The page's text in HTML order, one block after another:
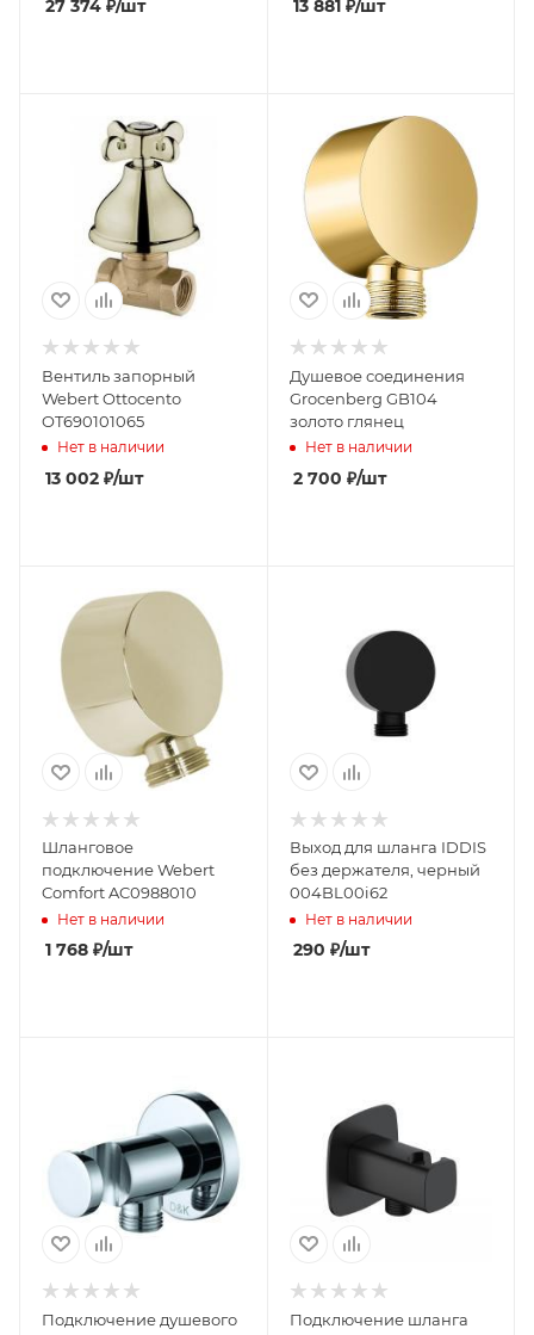
27 374 ₽/шт 13 881 ₽/шт
Вентиль запорный
Webert Ottocento
OT690101065
Нет в наличии
13 002 ₽/шт
Душевое соединения
Grocenberg GB104
золото глянец
Нет в наличии
2 700 ₽/шт
Шланговое
подключение Webert
Comfort AC0988010
Нет в наличии
1 768 ₽/шт
Выход для шланга IDDIS
без держателя, черный
004BL00i62
Нет в наличии
290 ₽/шт
Подключение душевого
Подключение шланга